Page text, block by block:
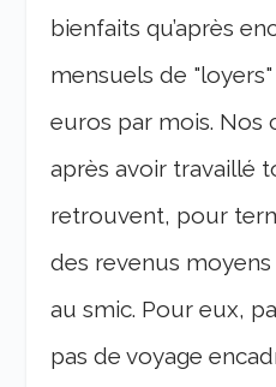
bienfaits qu’après
mensuels de
euros par mois. Nos
après avoir travaillé
retrouvent, pour
des revenus
au smic. Pour eux,
pas de voyage